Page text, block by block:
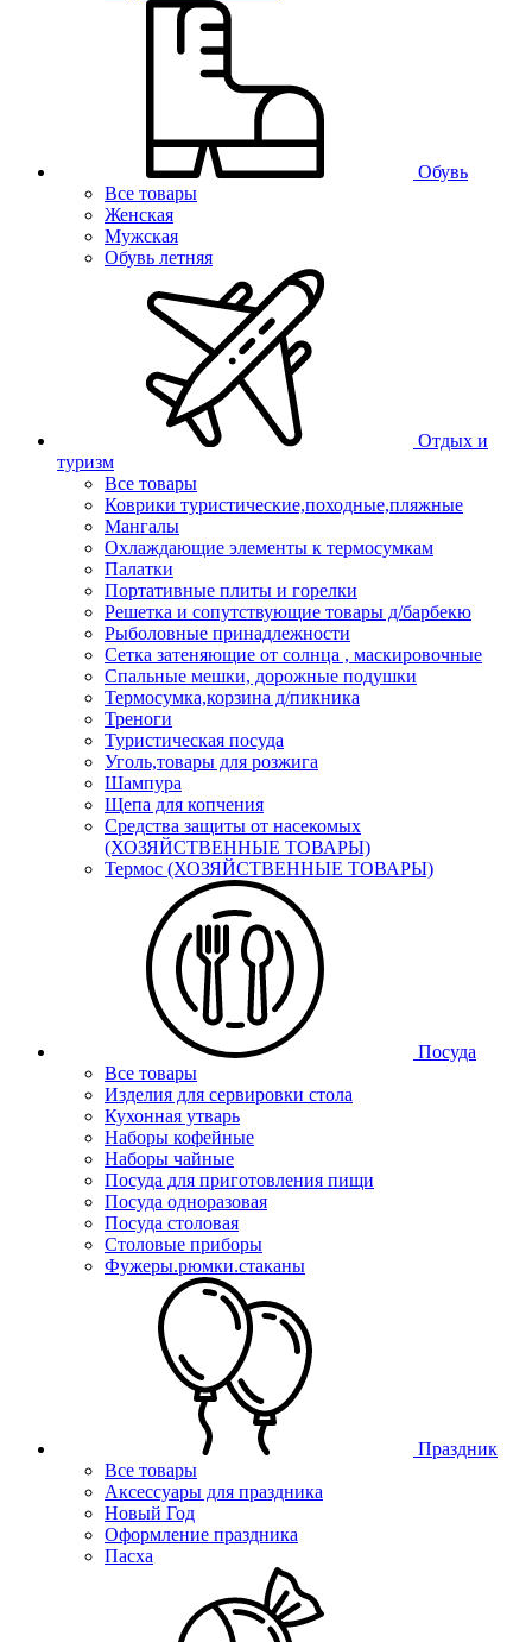
Обувь
Все товары
Женская
Мужская
Обувь летняя
Отдых и
туризм
Все товары
Коврики туристические,походные,пляжные
Мангалы
Охлаждающие элементы к термосумкам
Палатки
Портативные плиты и горелки
Решетка и сопутствующие товары д/барбекю
Рыболовные принадлежности
Сетка затеняющие от солнца , маскировочные
Спальные мешки, дорожные подушки
Термосумка,корзина д/пикника
Треноги
Туристическая посуда
Уголь,товары для розжига
Шампура
Щепа для копчения
Средства защиты от насекомых
(ХОЗЯЙСТВЕННЫЕ ТОВАРЫ)
Термос (ХОЗЯЙСТВЕННЫЕ ТОВАРЫ)
Посуда
Все товары
Изделия для сервировки стола
Кухонная утварь
Наборы кофейные
Наборы чайные
Посуда для приготовления пищи
Посуда одноразовая
Посуда столовая
Столовые приборы
Фужеры.рюмки.стаканы
Праздник
Все товары
Аксессуары для праздника
Новый Год
Оформление праздника
Пасха